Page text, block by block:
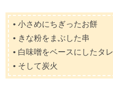
• 小さめにちぎったお餅
• きな粉をまぶした串
• 白味噌をベースにしたタレ
• そして炭火